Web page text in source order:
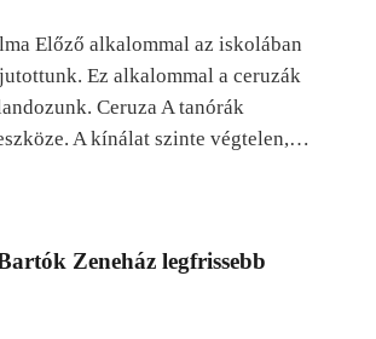
Előző alkalommal az iskolában
Ez alkalommal a ceruzák
Ceruza A tanórák
A kínálat szinte végtelen,…
Zeneház legfrissebb